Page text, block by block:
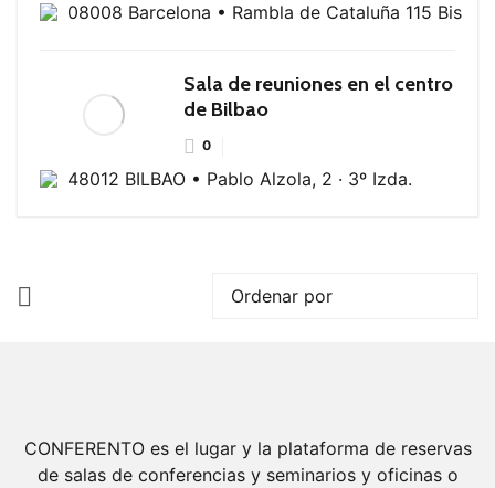
08008 Barcelona • Rambla de Cataluña 115 Bis
Sala de reuniones en el centro
de Bilbao
0
48012 BILBAO • Pablo Alzola, 2 · 3º Izda.
CONFERENTO es el lugar y la plataforma de reservas
de salas de conferencias y seminarios y oficinas o